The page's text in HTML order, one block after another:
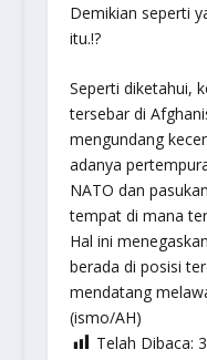
Demikian seperti
itu.!?
Seperti diketahui,
tersebar di
mengundang
adanya
NATO dan
tempat di mana
Hal ini
berada di posisi
mendatang
(ismo/AH)
Telah Dibaca: